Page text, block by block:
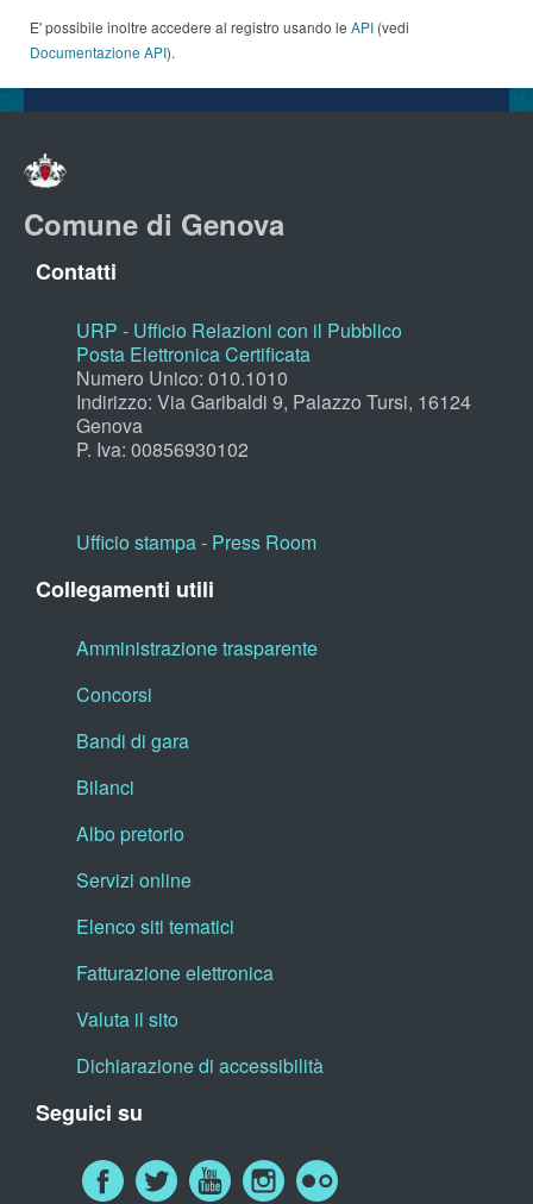
E' possibile inoltre accedere al registro usando le API (vedi
Documentazione API).
Comune di Genova
Contatti
URP - Ufficio Relazioni con il Pubblico
Posta Elettronica Certificata
Numero Unico: 010.1010
Indirizzo: Via Garibaldi 9, Palazzo Tursi, 16124
Genova
P. Iva: 00856930102
Ufficio stampa - Press Room
Collegamenti utili
Amministrazione trasparente
Concorsi
Bandi di gara
Bilanci
Albo pretorio
Servizi online
Elenco siti tematici
Fatturazione elettronica
Valuta il sito
Dichiarazione di accessibilità
Seguici su